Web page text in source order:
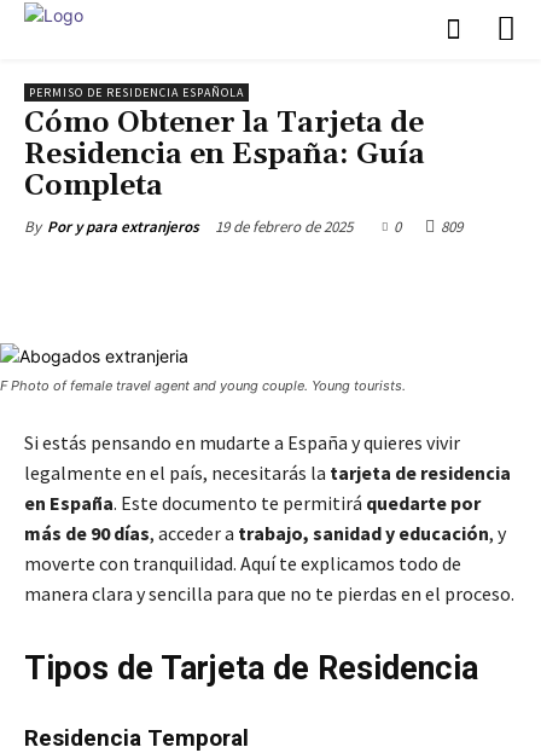
PERMISO DE RESIDENCIA ESPAÑOLA
Cómo Obtener la Tarjeta de
Residencia en España: Guía
Completa
By Por y para extranjeros 19 de febrero de 2025 0 809
F Photo of female travel agent and young couple. Young tourists.
Si estás pensando en mudarte a España y quieres vivir
legalmente en el país, necesitarás la tarjeta de residencia
en España. Este documento te permitirá quedarte por
más de 90 días, acceder a trabajo, sanidad y educación, y
moverte con tranquilidad. Aquí te explicamos todo de
manera clara y sencilla para que no te pierdas en el proceso.
Tipos de Tarjeta de Residencia
Residencia Temporal